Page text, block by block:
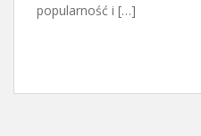
popularność i […]